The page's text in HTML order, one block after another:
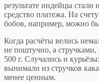
результате индейцы стали
средство платежа. На
бобов, например, можно
Когда расчёты велись
не поштучно, а
500 г. Случались и
вынимали из стручков
менее ценным.